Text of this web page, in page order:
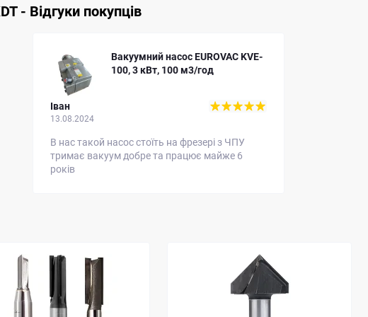
- Відгуки покупців
Вакуумний насос EUROVAC KVE-
100, 3 кВт, 100 м3/год
Іван
13.08.2024
В нас такой насос стоїть на фрезері з ЧПУ
тримає вакуум добре та працює майже 6
років